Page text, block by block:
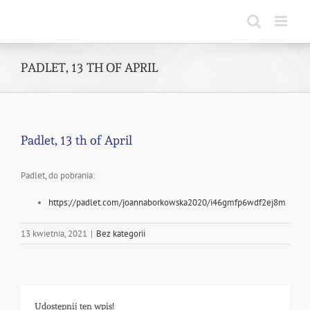
PADLET, 13 TH OF APRIL
Padlet, 13 th of April
Padlet, do pobrania:
https://padlet.com/joannaborkowska2020/i46gmfp6wdf2ej8m
13 kwietnia, 2021 | Bez kategorii
Udostępnij ten wpis!